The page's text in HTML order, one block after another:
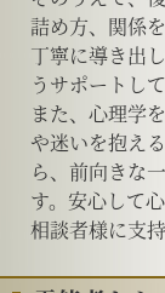
詰め方、関係
丁寧に導き出
うサポートし
また、心理学
や迷いを抱え
ら、前向きな
す。安心して
相談者様に支